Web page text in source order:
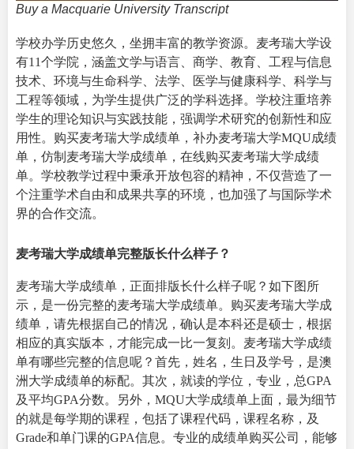
Buy a Macquarie University Transcript
学校办学历史悠久，坐拥丰富的教学资源。麦考瑞大学设
有11个学院，涵盖文学与语言、商学、教育、工程与信息
技术、环境与生命科学、法学、医学与健康科学、科学与
工程等领域，为学生提供广泛的学科选择。学校注重培养
学生的理论知识与实践技能，强调学术研究的创新性和应
用性。购买麦考瑞大学成绩单，补办麦考瑞大学MQU成绩
单，仿制麦考瑞大学成绩单，在线购买麦考瑞大学成绩
单。学校教学过程中秉承开放包容的精神，不仅营造了一
个注重学术自由和成果共享的环境，也加强了与国际学术
界的合作交流。
麦考瑞大学成绩单完整版长什么样子？
麦考瑞大学成绩单，正面排版长什么样子呢？如下图所
示，是一份完整的麦考瑞大学成绩单。购买麦考瑞大学成
绩单，请先根据自己的情况，确认是本科还是硕士，根据
相应的真实版本，才能完成一比一复刻。麦考瑞大学成绩
单有哪些完整的信息呢？首先，姓名，生日及学号，是澳
洲大学成绩单的标配。其次，就读的学位，专业，总GPA
及平均GPA分数。另外，MQU大学成绩单上面，最为细节
的就是每学期的课程，包括了课程代码，课程名称，及
Grade和单门课的GPA信息。专业的成绩单购买公司
，能够